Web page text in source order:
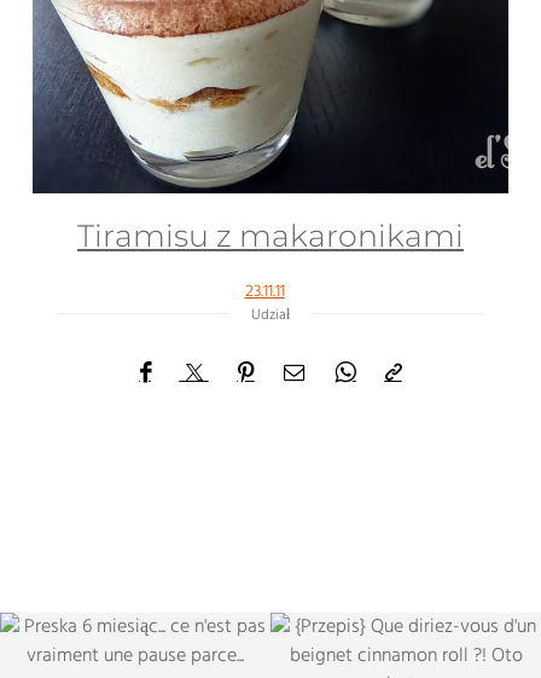
Tiramisu z makaronikami
23.11.11
Udział